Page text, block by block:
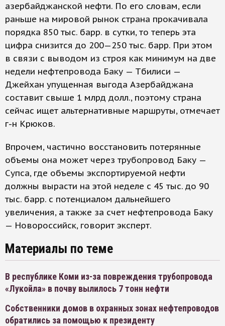
азербайджанской нефти. По его словам, если
раньше на мировой рынок страна прокачивала
порядка 850 тыс. барр. в сутки, то теперь эта
цифра снизится до 200—250 тыс. барр. При этом
в связи с выводом из строя как минимум на две
недели нефтепровода Баку — Тбилиси —
Джейхан упущенная выгода Азербайджана
составит свыше 1 млрд долл., поэтому страна
сейчас ищет альтернативные маршруты, отмечает
г-н Крюков.
Впрочем, частично восстановить потерянные
объемы она может через трубопровод Баку —
Супса, где объемы экспортируемой нефти
должны вырасти на этой неделе с 45 тыс. до 90
тыс. барр. с потенциалом дальнейшего
увеличения, а также за счет нефтепровода Баку
— Новороссийск, говорит эксперт.
Материалы по теме
В республике Коми из-за повреждения трубопровода
«Лукойла» в почву вылилось 7 тонн нефти
Собственники домов в охранных зонах нефтепроводов
обратились за помощью к президенту